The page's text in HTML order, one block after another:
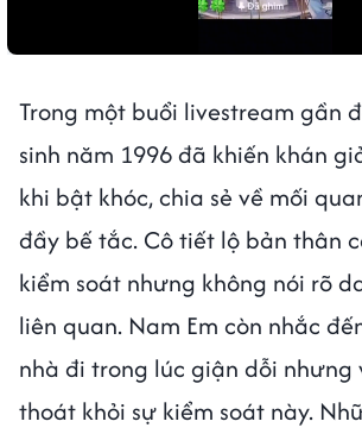
Trong một buổi livestream gần
sinh năm 1996 đã khiến khán
khi bật khóc, chia sẻ về mối
đầy bế tắc. Cô tiết lộ bản thân
kiểm soát nhưng không nói rõ
liên quan. Nam Em còn nhắc
nhà đi trong lúc giận dỗi nhưng
thoát khỏi sự kiểm soát này.